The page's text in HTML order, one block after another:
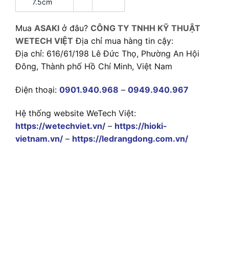
7.5cm
Mua ASAKI ở đâu? CÔNG TY TNHH KỸ THUẬT
WETECH VIỆT Địa chỉ mua hàng tin cậy:
Địa chỉ: 616/61/198 Lê Đức Thọ, Phường An Hội
Đông, Thành phố Hồ Chí Minh, Việt Nam
Điện thoại: 0901.940.968 – 0949.940.967
Hệ thống website WeTech Việt:
https://wetechviet.vn/ – https://hioki-
vietnam.vn/ – https://ledrangdong.com.vn/